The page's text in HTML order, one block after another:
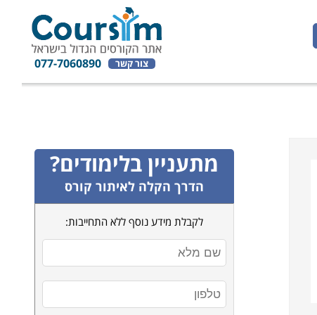
צור קשר 077-7060890
מתעניין בלימודים?
הדרך הקלה לאיתור קורס
לקבלת מידע נוסף ללא התחייבות: